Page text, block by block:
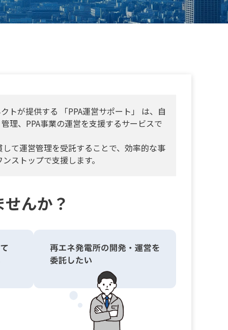
トが提供する 「PPA運営サポート」 は、自
理、PPA事業の運営を支援するサービスで
て運営管理を受託することで、効率的な事
ストップで支援します。
んか？